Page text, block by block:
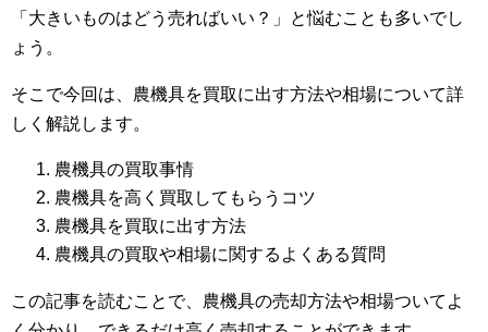
「大きいものはどう売ればいい？」と悩むことも多いでし
ょう。
そこで今回は、農機具を買取に出す方法や相場について詳
しく解説します。
農機具の買取事情
農機具を高く買取してもらうコツ
農機具を買取に出す方法
農機具の買取や相場に関するよくある質問
この記事を読むことで、農機具の売却方法や相場ついてよ